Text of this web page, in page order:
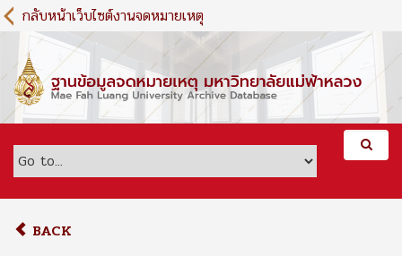
S
k
m
c
กลับหน้าเว็บไซต์งานจดหมายเหตุ
BACK